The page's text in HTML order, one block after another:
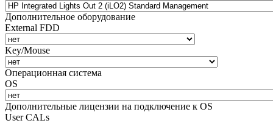
Дополнительное оборудование
External FDD
Key/Mouse
Операционная система
OS
Дополнительные лицензии на подключение к OS
User CALs